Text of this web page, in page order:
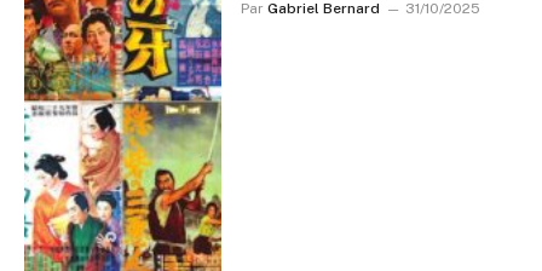
Par Gabriel Bernard 31/10/2025